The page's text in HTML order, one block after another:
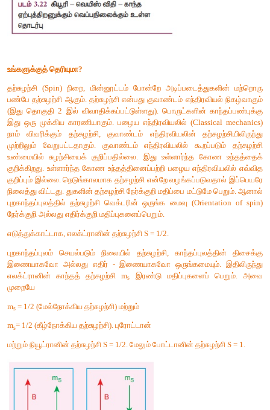
இந்த முறையில், ஓரிடத்தின் காந்தப்புலம் அதன்
காந்தப்புலத்திலிருந்து எந்த அளவில் மாறுபடுகிறது என்று
இம்மாறுபாட்டிற்குக் காரணம் அவ்விடத்தின் அடியில்
என்ற கனிமமும் அதனைச் சார்ந்த கனிமங்களுமே ஆகும்.
பாரா அல்லது பெர்ரோ ஆகிய இம்மூன்று காந்த இயல்புகளில்
இயல்பைப் பெற்றிருக்கும். மேலும் இவை ஒவ்வொன்றும்
ஏற்புத்திறனையும் பெற்றிருக்கும்.
Geomagnetism) கீழடியில் மேற்கொண்ட காந்தமானி
அப்பகுதியின் அடியில் பழங்கால சுவர், மண்பானைகள்
அமைப்புகள் புதைந்துள்ளன என்று கண்டறிந்தனர். 10 முதல் 100